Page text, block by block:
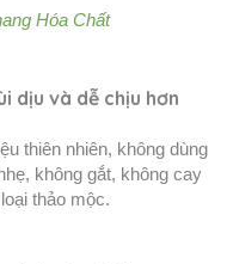
Hóa Chất
dịu và dễ chịu hơn
thiên nhiên, không dùng
không gắt, không cay
thảo mộc.